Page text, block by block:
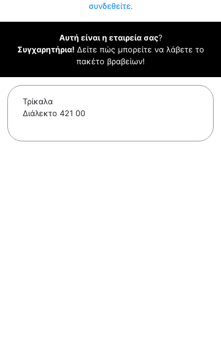
συνδεθείτε.
Αυτή είναι η εταιρεία σας?
Συγχαρητήρια! Δείτε πώς μπορείτε να λάβετε το
πακέτο βραβείων!
Τρίκαλα
Διάλεκτο 421 00